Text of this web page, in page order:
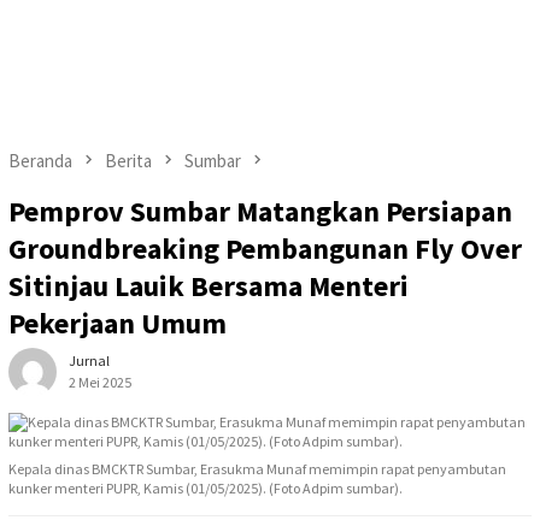
Beranda Berita Sumbar
Pemprov Sumbar Matangkan Persiapan
Groundbreaking Pembangunan Fly Over
Sitinjau Lauik Bersama Menteri
Pekerjaan Umum
Jurnal
2 Mei 2025
Kepala dinas BMCKTR Sumbar, Erasukma Munaf memimpin rapat penyambutan
kunker menteri PUPR, Kamis (01/05/2025). (Foto Adpim sumbar).